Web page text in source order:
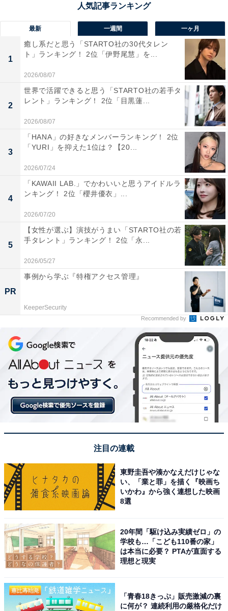
（40代女性／千葉県）、「家柄や教育環境がしっかりし
ている印象」（30代男性／東京都）、「教養ある育ちの
良さを感じる女性が通っていそうだから」（30代女性／
東京都）といった声が集まりました。
※回答者からのコメントは原文ママです
次ページ 9位までのランキング結果を見る
出身と聞いてすごいと思う「関東・甲信越地方
の国立大学」ランキング！ 2位「筑波大学」、1
1 2
最新 一週間 一ヶ月
1
癒し系だと思う「STARTO社の30代タレン
ト」ランキング！ 2位「伊野尾慧」を...
2026/08/07
2
世界で活躍できると思う「STARTO社の若手タ
レント」ランキング！ 2位「目黒蓮...
2026/08/07
3
「HANA」の好きなメンバーランキング！ 2位
「YURI」を抑えた1位は？【20...
2026/07/24
4
「KAWAII LAB.」でかわいいと思うアイドルラ
ンキング！ 2位「櫻井優衣」...
2026/07/20
5
【女性が選ぶ】演技がうまい「STARTO社の若
手タレント」ランキング！ 2位「永...
2026/05/27
PR
事例から学ぶ『特権アクセス管理』
KeeperSecurity
Recommended by
注目の連載
東野圭吾や湊かなえだけじゃな
い、「業と罪」を描く『映画ち
いかわ』から強く連想した映画
8選
20年間「駆け込み実績ゼロ」の
学校も…「こども110番の家」
は本当に必要？ PTAが直面する
理想と現実
「青春18きっぷ」販売激減の裏
に何が？ 連続利用の厳格化だけ